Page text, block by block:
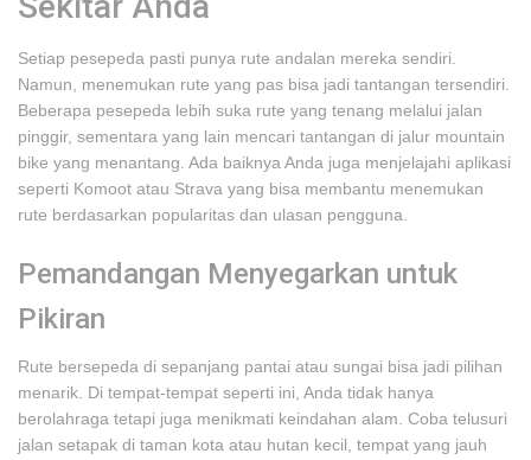
Setiap pesepeda pasti punya rute andalan mereka sendiri.
Namun, menemukan rute yang pas bisa jadi tantangan tersendiri.
Beberapa pesepeda lebih suka rute yang tenang melalui jalan
pinggir, sementara yang lain mencari tantangan di jalur mountain
bike yang menantang. Ada baiknya Anda juga menjelajahi aplikasi
seperti Komoot atau Strava yang bisa membantu menemukan
rute berdasarkan popularitas dan ulasan pengguna.
Pemandangan Menyegarkan untuk
Pikiran
Rute bersepeda di sepanjang pantai atau sungai bisa jadi pilihan
menarik. Di tempat-tempat seperti ini, Anda tidak hanya
berolahraga tetapi juga menikmati keindahan alam. Coba telusuri
jalan setapak di taman kota atau hutan kecil, tempat yang jauh